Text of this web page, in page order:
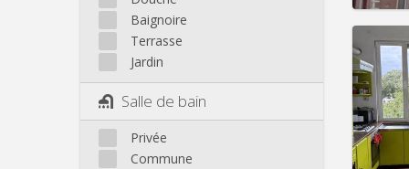
Baignoire
Terrasse
Jardin
Salle de bain
Privée
Commune
Loyer:
Durée: